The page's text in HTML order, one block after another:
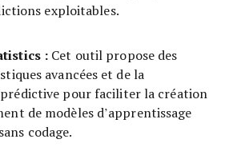
exploitables.
: Cet outil propose des
avancées et de la
pour faciliter la création
de modèles d’apprentissage
codage.